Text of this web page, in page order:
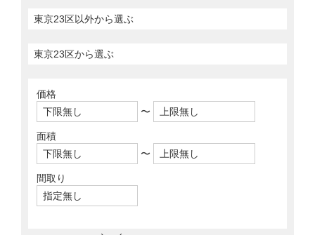
価格
〜
面積
〜
間取り